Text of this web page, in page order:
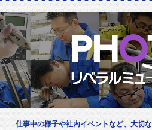
仕事中の様子や社内イベントなど、大切